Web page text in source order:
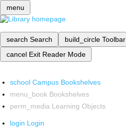
menu
search Search build_circle Toolbar
cancel Exit Reader Mode
school Campus Bookshelves
menu_book Bookshelves
perm_media Learning Objects
login Login